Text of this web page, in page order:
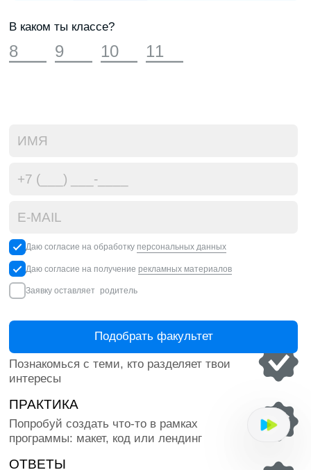
БОЛЕЕ 11 000 ВЫПУСКНИКОВ
Обучаем уже больше 30 лет и помогли
выпускникам найти своё дело
Есть всё для
мощный